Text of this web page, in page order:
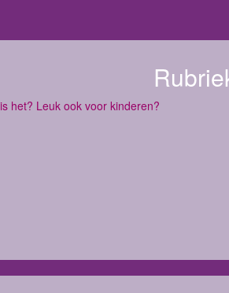
het? Leuk ook voor kinderen?